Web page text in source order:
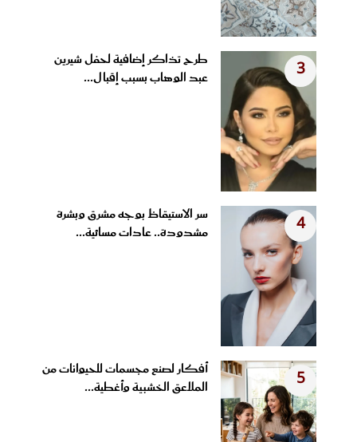
3
طرح تذاكر إضافية لحفل شيرين
عبد الوهاب بسبب إقبال...
4
سر الاستيقاظ بوجه مشرق وبشرة
مشدودة.. عادات مسائية...
5
أفكار لصنع مجسمات للحيوانات من
الملاعق الخشبية وأغطية...